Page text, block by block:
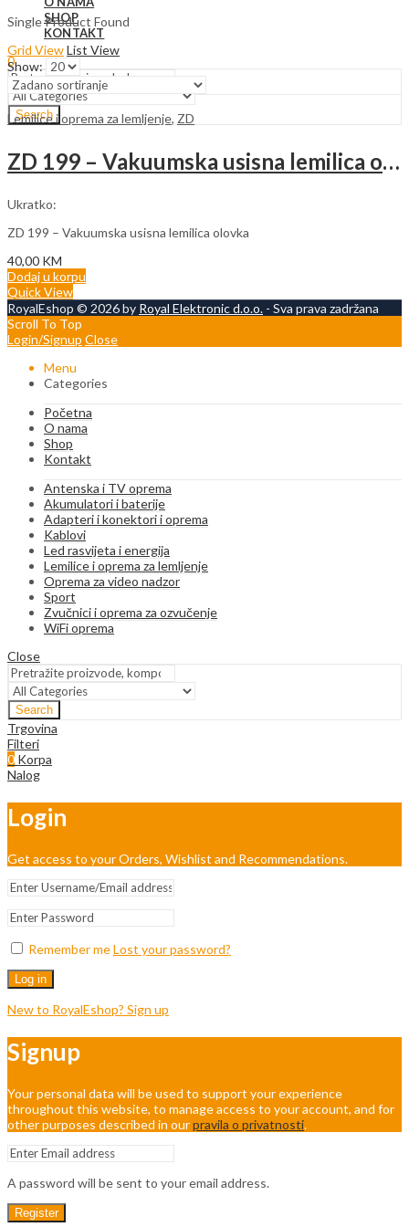
SHOP
KONTAKT
0
Search
Single Product Found
Grid ViewList View
Show:
Lemilice i oprema za lemljenje, ZD
ZD 199 – Vakuumska usisna lemilica olovka
Ukratko:
ZD 199 – Vakuumska usisna lemilica olovka
40,00 KM
Dodaj u korpu
Quick View
RoyalEshop © 2026 by Royal Elektronic d.o.o. - Sva prava zadržana
Scroll To Top
Login/Signup Close
Menu
Categories
Početna
O nama
Shop
Kontakt
Antenska i TV oprema
Akumulatori i baterije
Adapteri i konektori i oprema
Kablovi
Led rasvijeta i energija
Lemilice i oprema za lemljenje
Oprema za video nadzor
Sport
Zvučnici i oprema za ozvučenje
WiFi oprema
Close
Search
Trgovina
Filteri
0 Korpa
Nalog
Login
Get access to your Orders, Wishlist and Recommendations.
Remember meLost your password?
Log in
New to RoyalEshop? Sign up
Signup
Your personal data will be used to support your experience
throughout this website, to manage access to your account, and for
other purposes described in ourpravila o privatnosti.
A password will be sent to your email address.
Register